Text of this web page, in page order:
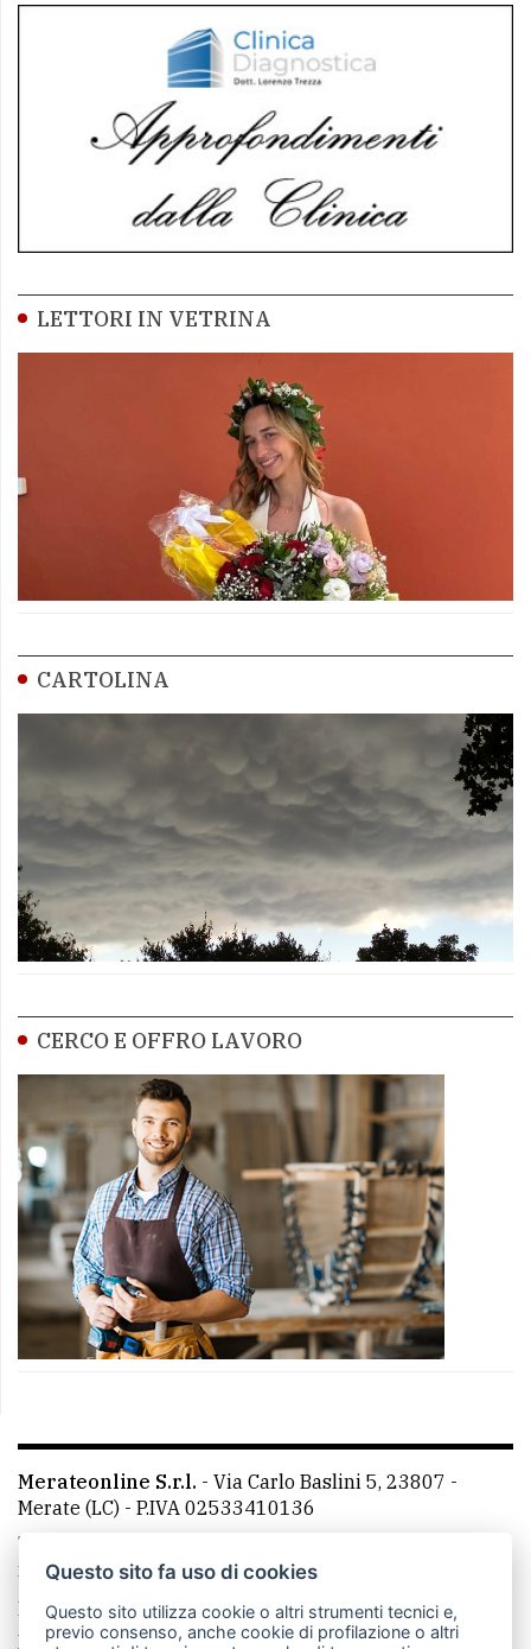
LETTORI IN VETRINA
CARTOLINA
CERCO E OFFRO LAVORO
Merateonline S.r.l. - Via Carlo Baslini 5, 23807 -
Merate (LC) - P.IVA 02533410136
Telefono:
mail: redazione@merateonline.it
La redazione
CasateOnline LeccoOnline
RSS
Made by VIP
Questo sito fa uso di cookies
Questo sito utilizza cookie o altri strumenti tecnici e,
previo consenso, anche cookie di profilazione o altri